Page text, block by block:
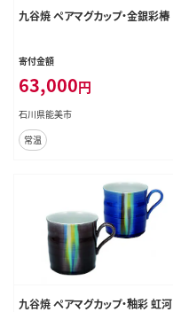
九谷焼 ペアマグカップ・金銀彩椿
寄付金額
63,000円
石川県能美市
常温
九谷焼 ペアマグカップ・釉彩 虹河